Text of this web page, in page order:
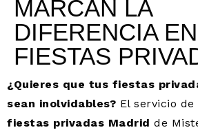
MARCAN LA
DIFERENCIA
FIESTAS
¿Quieres que tus fiestas
sean inolvidables? El servicio de
fiestas privadas Madrid de